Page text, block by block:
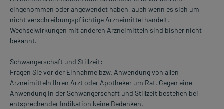
eingenommen oder angewendet haben, auch wenn es sich um
nicht verschreibungspflichtige Arzneimittel handelt.
Wechselwirkungen mit anderen Arzneimitteln sind bisher nicht
bekannt.
Schwangerschaft und Stillzeit:
Fragen Sie vor der Einnahme bzw. Anwendung von allen
Arzneimitteln Ihren Arzt oder Apotheker um Rat. Gegen eine
Anwendung in der Schwangerschaft und Stillzeit bestehen bei
entsprechender Indikation keine Bedenken.